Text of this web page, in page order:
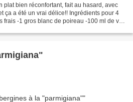
plat bien réconfortant, fait au hasard, avec
ça a été un vrai délice!! Ingrédients pour 4
frais -1 gros blanc de poireau -100 ml de vin